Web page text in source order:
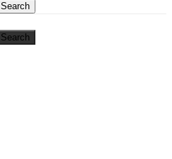
Search
Search